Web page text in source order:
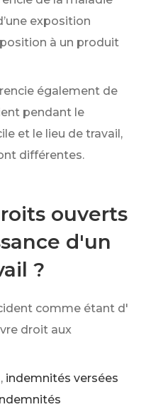
exposition
à un produit
également de
pendant le
et le lieu de travail,
différentes.
ouverts
d'un
?
comme étant d'
droit aux
, indemnités versées